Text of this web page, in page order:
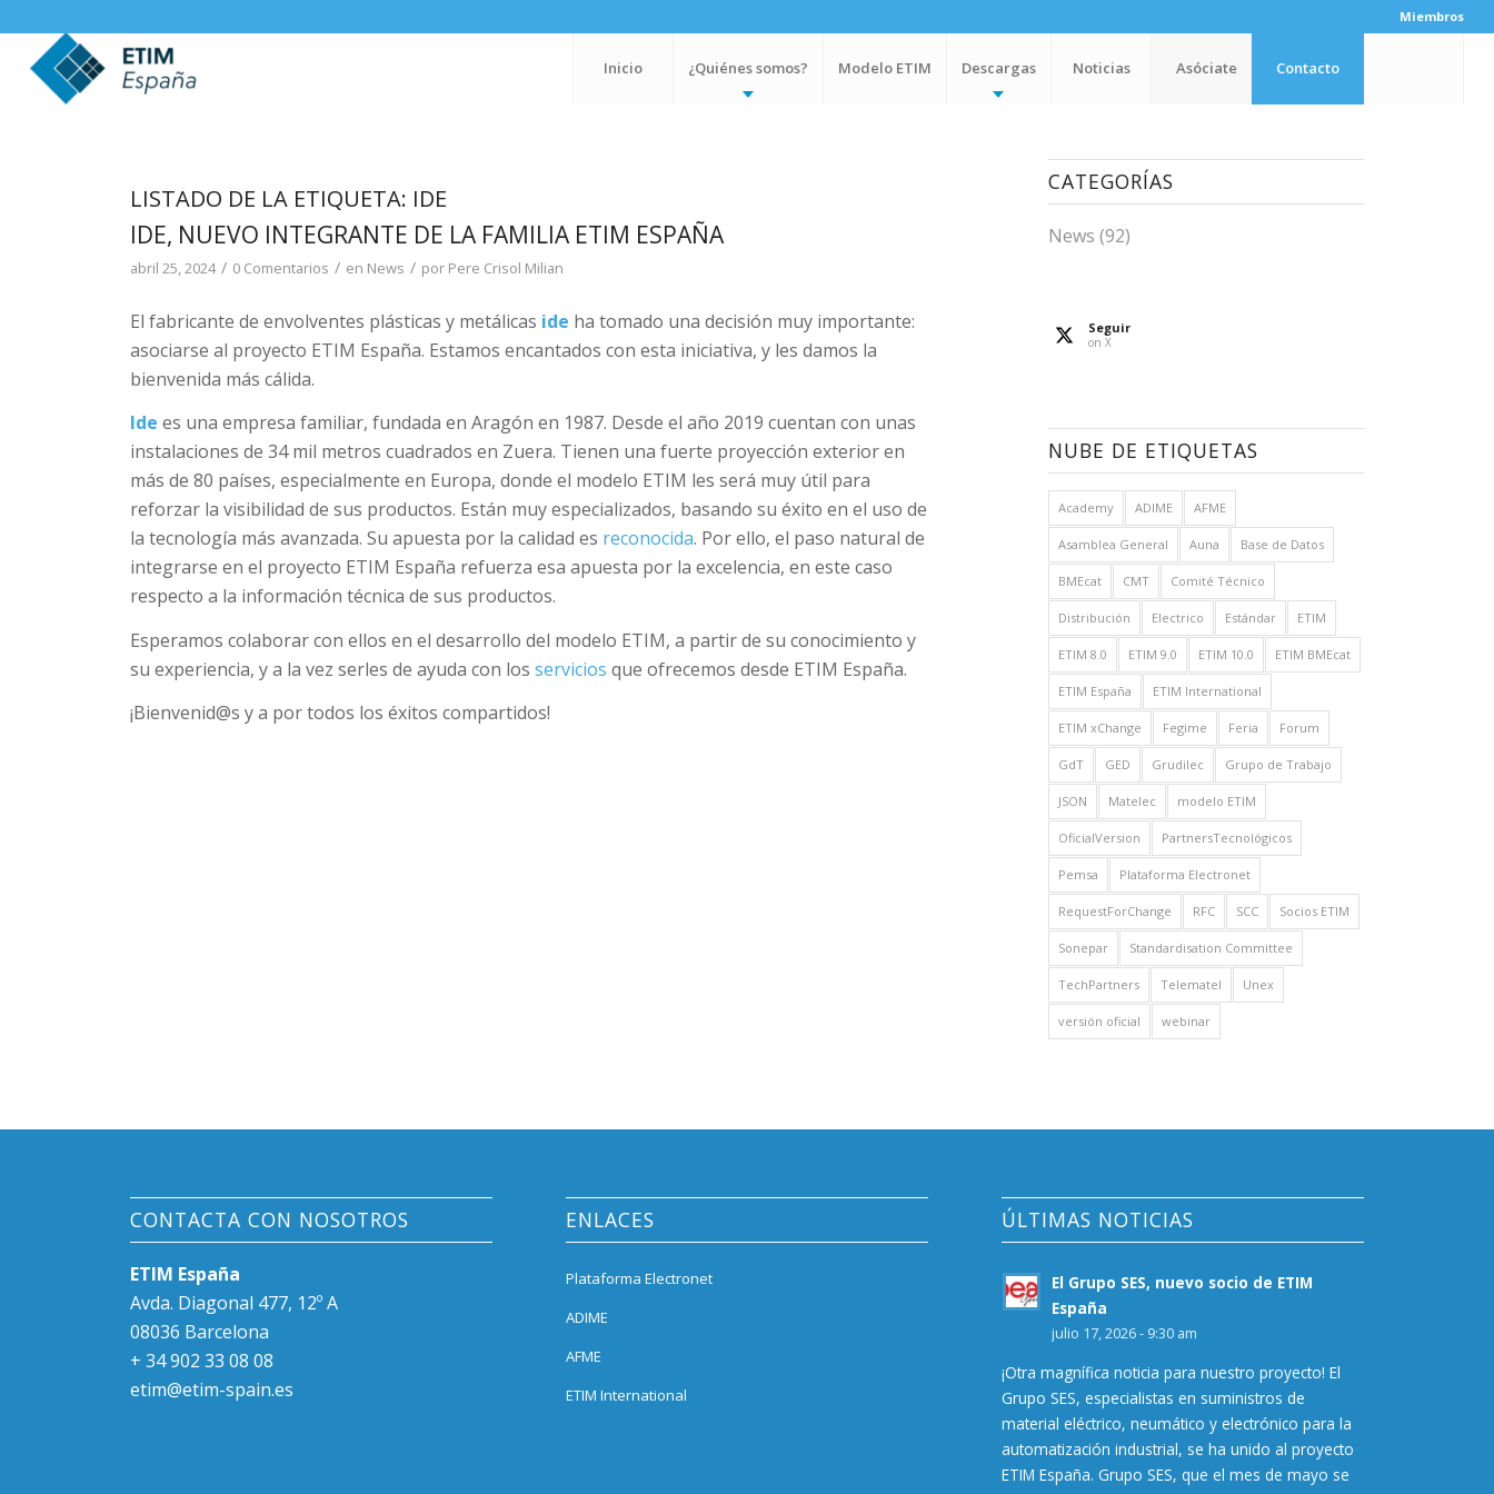
Miembros
Inicio ¿Quiénes somos? Modelo ETIM Descargas Noticias Asóciate Contacto
LISTADO DE LA ETIQUETA: IDE
IDE, NUEVO INTEGRANTE DE LA FAMILIA ETIM ESPAÑA
abril 25, 2024 / 0 Comentarios / en News / por Pere Crisol Milian
El fabricante de envolventes plásticas y metálicas ide ha tomado una decisión muy importante:
asociarse al proyecto ETIM España. Estamos encantados con esta iniciativa, y les damos la
bienvenida más cálida.
Ide es una empresa familiar, fundada en Aragón en 1987. Desde el año 2019 cuentan con unas
instalaciones de 34 mil metros cuadrados en Zuera. Tienen una fuerte proyección exterior en
más de 80 países, especialmente en Europa, donde el modelo ETIM les será muy útil para
reforzar la visibilidad de sus productos. Están muy especializados, basando su éxito en el uso de
la tecnología más avanzada. Su apuesta por la calidad es reconocida. Por ello, el paso natural de
integrarse en el proyecto ETIM España refuerza esa apuesta por la excelencia, en este caso
respecto a la información técnica de sus productos.
Esperamos colaborar con ellos en el desarrollo del modelo ETIM, a partir de su conocimiento y
su experiencia, y a la vez serles de ayuda con losservicios que ofrecemos desde ETIM España.
¡Bienvenid@s y a por todos los éxitos compartidos!
CATEGORÍAS
News (92)
Seguir
on X
NUBE DE ETIQUETAS
Academy ADIME AFME
Asamblea General Auna Base de Datos
BMEcat CMT Comité Técnico
Distribución Electrico Estándar ETIM
ETIM 8.0 ETIM 9.0 ETIM 10.0 ETIM BMEcat
ETIM España ETIM International
ETIM xChange Fegime Feria Forum
GdT GED Grudilec Grupo de Trabajo
JSON Matelec modelo ETIM
OficialVersion PartnersTecnológicos
Pemsa Plataforma Electronet
RequestForChange RFC SCC Socios ETIM
Sonepar Standardisation Committee
TechPartners Telematel Unex
versión oficial webinar
CONTACTA CON NOSOTROS
ETIM España
Avda. Diagonal 477, 12º A
08036 Barcelona
+ 34 902 33 08 08
etim@etim-spain.es
ENLACES
Plataforma Electronet
ADIME
AFME
ETIM International
ÚLTIMAS NOTICIAS
El Grupo SES, nuevo socio de ETIM
España
julio 17, 2026 - 9:30 am
¡Otra magnífica noticia para nuestro proyecto! El
Grupo SES, especialistas en suministros de
material eléctrico, neumático y electrónico para la
automatización industrial, se ha unido al proyecto
ETIM España. Grupo SES, que el mes de mayo se